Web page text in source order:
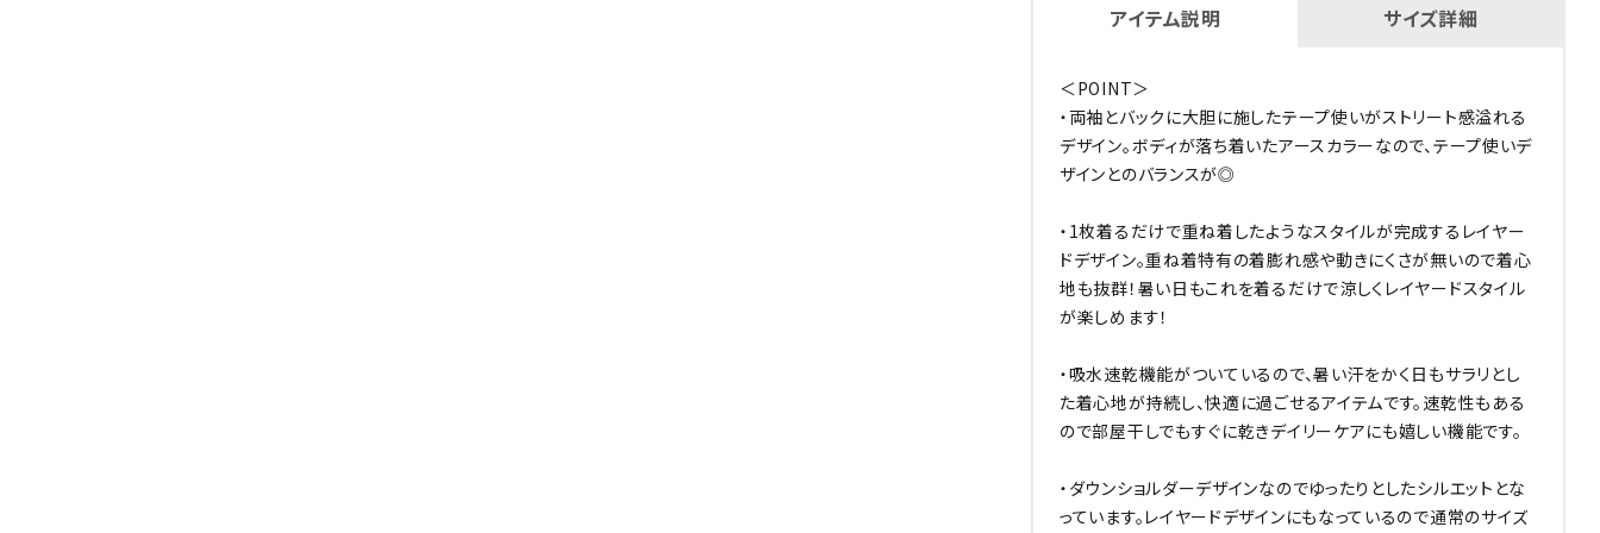
アイテム説明 サイズ詳細
＜POINT＞
・両袖とバックに大胆に施したテープ使いがストリート感溢れる
デザイン。ボディが落ち着いたアースカラーなので、テープ使いデ
ザインとのバランスが◎
・1枚着るだけで重ね着したようなスタイルが完成するレイヤー
ドデザイン。重ね着特有の着膨れ感や動きにくさが無いので着心
地も抜群！暑い日もこれを着るだけで涼しくレイヤードスタイル
が楽しめます！
・吸水速乾機能がついているので、暑い汗をかく日もサラリとし
た着心地が持続し、快適に過ごせるアイテムです。速乾性もある
ので部屋干しでもすぐに乾きデイリーケアにも嬉しい機能です。
・ダウンショルダーデザインなのでゆったりとしたシルエットとな
っています。レイヤードデザインにもなっているので通常のサイズ